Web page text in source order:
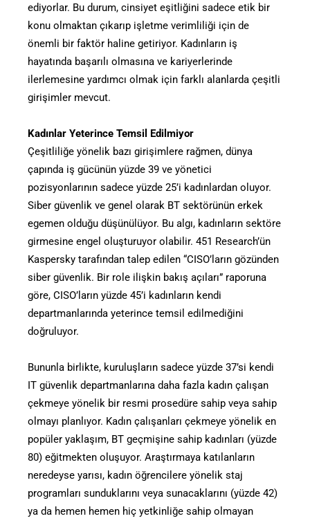
ediyorlar. Bu durum, cinsiyet eşitliğini sadece etik bir
konu olmaktan çıkarıp işletme verimliliği için de
önemli bir faktör haline getiriyor. Kadınların iş
hayatında başarılı olmasına ve kariyerlerinde
ilerlemesine yardımcı olmak için farklı alanlarda çeşitli
girişimler mevcut.
Kadınlar Yeterince Temsil Edilmiyor
Çeşitliliğe yönelik bazı girişimlere rağmen, dünya
çapında iş gücünün yüzde 39 ve yönetici
pozisyonlarının sadece yüzde 25’i kadınlardan oluyor.
Siber güvenlik ve genel olarak BT sektörünün erkek
egemen olduğu düşünülüyor. Bu algı, kadınların sektöre
girmesine engel oluşturuyor olabilir. 451 Research’ün
Kaspersky tarafından talep edilen “CISO’ların gözünden
siber güvenlik. Bir role ilişkin bakış açıları” raporuna
göre, CISO’ların yüzde 45’i kadınların kendi
departmanlarında yeterince temsil edilmediğini
doğruluyor.
Bununla birlikte, kuruluşların sadece yüzde 37’si kendi
IT güvenlik departmanlarına daha fazla kadın çalışan
çekmeye yönelik bir resmi prosedüre sahip veya sahip
olmayı planlıyor. Kadın çalışanları çekmeye yönelik en
popüler yaklaşım, BT geçmişine sahip kadınları (yüzde
80) eğitmekten oluşuyor. Araştırmaya katılanların
neredeyse yarısı, kadın öğrencilere yönelik staj
programları sunduklarını veya sunacaklarını (yüzde 42)
ya da hemen hemen hiç yetkinliğe sahip olmayan